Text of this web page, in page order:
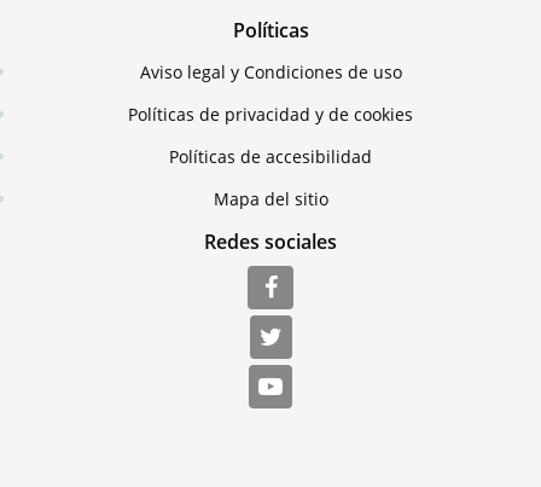
Políticas
Aviso legal y Condiciones de uso
Políticas de privacidad y de cookies
Políticas de accesibilidad
Mapa del sitio
Redes sociales